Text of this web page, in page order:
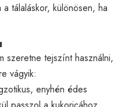
a tálaláskor, különösen, ha
szeretne tejszínt használni,
vágyik:
enyhén édes